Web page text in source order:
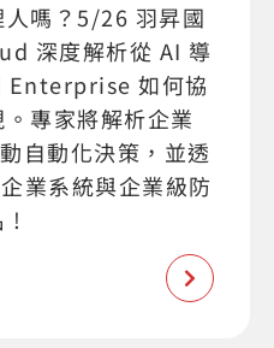
嗎？5/26 羽昇國
深度解析從 AI 導
Enterprise 如何協
專家將解析企業
自動化決策，並透
業系統與企業級防
!